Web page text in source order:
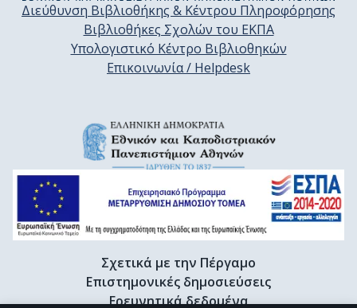
Διεύθυνση Βιβλιοθήκης & Κέντρου Πληροφόρησης
Βιβλιοθήκες Σχολών του ΕΚΠΑ
Υπολογιστικό Κέντρο Βιβλιοθηκών
Επικοινωνία / Helpdesk
Σχετικά με την Πέργαμο
Επιστημονικές δημοσιεύσεις
Ερευνητικά δεδομένα